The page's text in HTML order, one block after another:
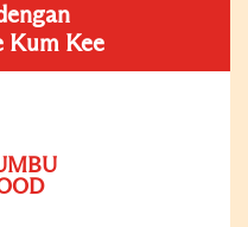
Kum Kee